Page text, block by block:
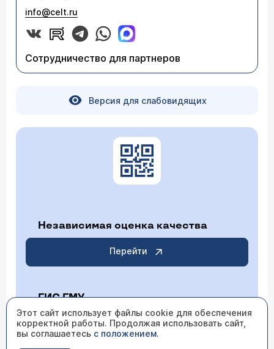
info@celt.ru
Сотрудничество для партнеров
Версия для слабовидящих
Независимая оценка качества
Перейти
ГИС ГМУ
Перейти
Этот сайт использует файлы cookie для обеспечения
корректной работы. Продолжая использовать сайт,
вы соглашаетесь с положением.